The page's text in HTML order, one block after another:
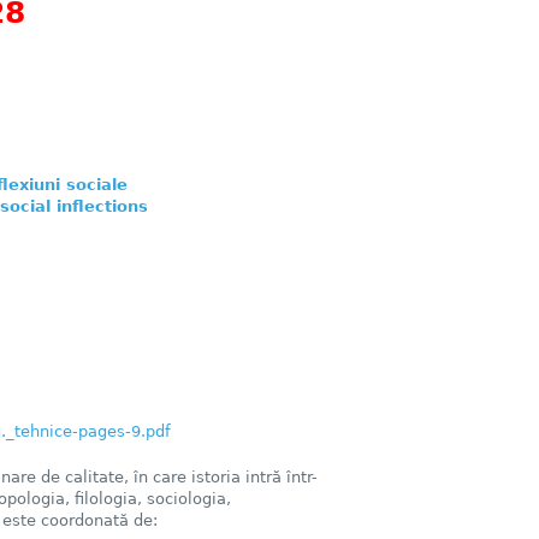
sociale
inflections
pages-9.pdf
de calitate, în care istoria intră într-
filologia, sociologia,
coordonată de: